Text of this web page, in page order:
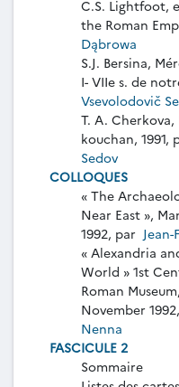
C.S. Lightfoot,
the Roman
Dąbrowa
S.J. Bersina,
I- VIIe s. de
Vsevolodovič
T. A.
kouchan, 1991,
Sedov
COLLOQUES
« The
Near East »,
1992, par
« Alexandria
World » 1st
Roman
November
Nenna
FASCICULE 2
Sommaire